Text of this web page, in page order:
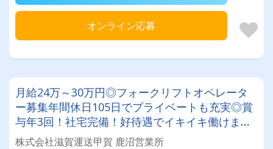
オンライン応募
月給24万～30万円◎フォークリフトオペレータ
ー募集年間休日105日でプライベートも充実◎賞
与年3回！社宅完備！好待遇でイキイキ働けま
す！
株式会社滋賀運送甲賀 鹿沼営業所